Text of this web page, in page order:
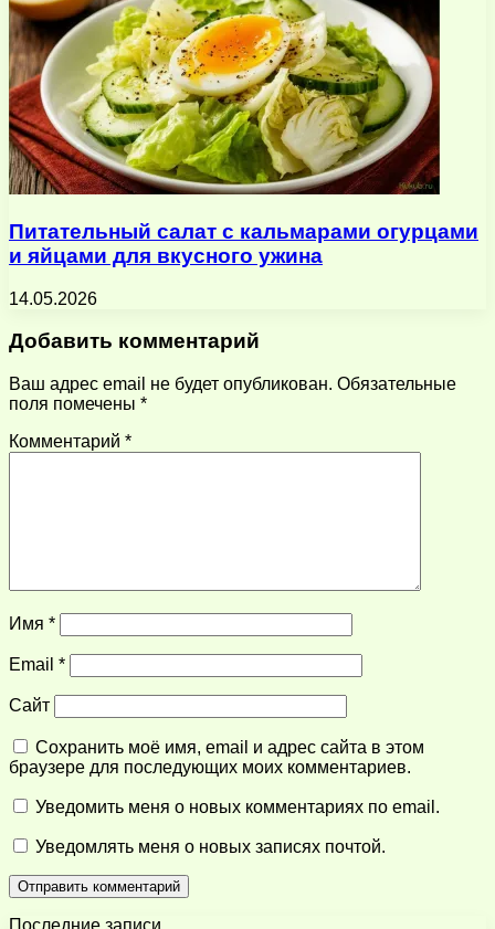
Питательный салат с кальмарами огурцами
и яйцами для вкусного ужина
14.05.2026
Добавить комментарий
Ваш адрес email не будет опубликован. Обязательные
поля помечены *
Комментарий *
Имя *
Email *
Сайт
Сохранить моё имя, email и адрес сайта в этом
браузере для последующих моих комментариев.
Уведомить меня о новых комментариях по email.
Уведомлять меня о новых записях почтой.